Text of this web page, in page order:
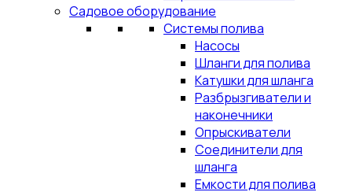
Садовое оборудование
Системы полива
Насосы
Шланги для полива
Катушки для шланга
Разбрызгиватели и
наконечники
Опрыскиватели
Соединители для
шланга
Емкости для полива